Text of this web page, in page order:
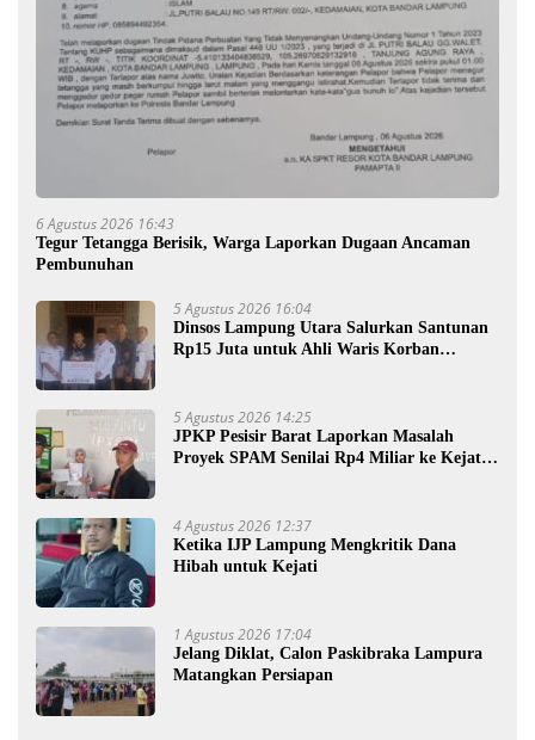
6 Agustus 2026 16:43
Tegur Tetangga Berisik, Warga Laporkan Dugaan Ancaman
Pembunuhan
5 Agustus 2026 16:04
Dinsos Lampung Utara Salurkan Santunan
Rp15 Juta untuk Ahli Waris Korban
5 Agustus 2026 14:25
JPKP Pesisir Barat Laporkan Masalah
Proyek SPAM Senilai Rp4 Miliar ke Kejati
4 Agustus 2026 12:37
Ketika IJP Lampung Mengkritik Dana
Hibah untuk Kejati
1 Agustus 2026 17:04
Jelang Diklat, Calon Paskibraka Lampura
Matangkan Persiapan